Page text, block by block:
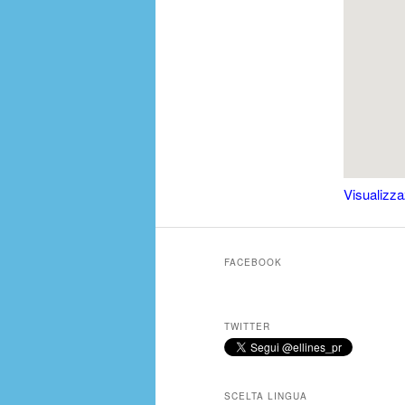
FACEBOOK
TWITTER
SCELTA LINGUA